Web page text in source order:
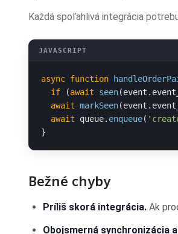
Každá spoľahlivá integrácia
async function
if (await seen(event.
await markSeen(event.
await queue. enqueue(
}
Bežné chyby
Príliš skorá integrácia. Ak
Obojsmerná synchronizácia